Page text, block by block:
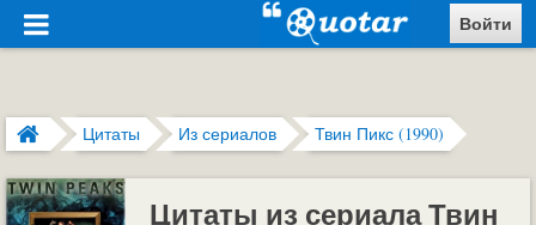
Войти
Цитаты Из сериалов Твин Пикс (1990)
Цитаты из сериала Твин